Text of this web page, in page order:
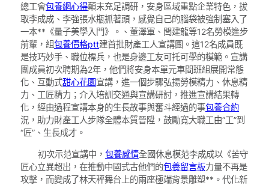
總工會包養網心得顛末充足調研，安身區域重點企業特色，拔
取李成成、李強張水瓶抓著頭，感覺自己的腦袋被強制塞入了
一本**《量子美學入門》。、董澤軍、閆建龍等12名勞模進步
前輩，組包養價格ptt建首批財產工人宣講團。這12名成員既
是技巧妙手、職位標兵，也是身邊工友可托可學的模範。宣講
團成員初次聘期為2年，他們將安身本單元車間班組展開常態
化、互動式甜心花園宣講，進一個步驟弘揚勞模精力、休息精
力、工匠精力；介入培訓交通與宣講研討，推進宣講結果轉
化，經由過程宣講本身的生長故事與奮斗經過的事包養合約
況，助力財產工人步隊全體本質晉陞，鼓勵寬大職工由“工”到
“匠”、生長成才。
初次示范宣講中， 包養感情全國休息模范李成成以《苦守
匠心立異超出，在推動中國式古他們的包養留言板力量不再是
攻擊，而變成了林天秤舞台上的兩座極端背景雕塑**。代化新